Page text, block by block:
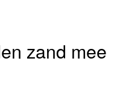
zand mee